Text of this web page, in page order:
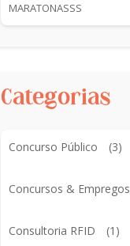
MARATONASSS
Categorias
Concurso Público (3)
Concursos & Empregos
Consultoria RFID (1)